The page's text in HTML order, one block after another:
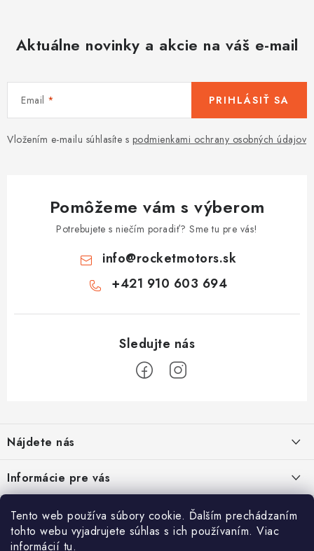
Tento web používa súbory cookie. Ďalším prechádzaním
tohto webu vyjadrujete súhlas s ich používaním. Viac
informácií tu.
Aktuálne novinky a akcie na váš e-mail
Email
Vložením e-mailu súhlasíte s podmienkami ochrany osobných údajov
PRIHLÁSIŤ SA
Pomôžeme vám s výberom
Potrebujete s niečím poradiť? Sme tu pre vás!
info@rocketmotors.sk
+421 910 603 694
p
ä
t
i
Nájdete nás
Informácie pre vás
Kontakt
TOP kategórie
Detské štvorkolky